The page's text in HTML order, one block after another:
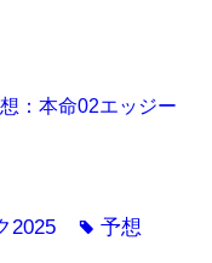
：本命02エッジー
2025 tag予想